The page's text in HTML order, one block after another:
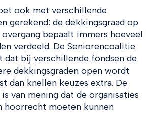
ook met verschillende
gerekend: de dekkingsgraad op
bepaalt immers hoeveel
verdeeld. De Seniorencoalitie
bij verschillende fondsen de
dekkingsgraden open wordt
dan knellen keuzes extra. De
van mening dat de organisaties
hoorrecht moeten kunnen